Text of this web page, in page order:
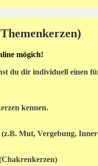
mögich!
du dir individuell einen
kennen.
Mut, Vergebung,